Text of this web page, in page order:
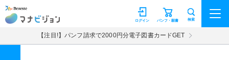
マナビジョン パンフ・願書
ログイン 検索
【注目!】パンフ請求で2000円分電子図書カードGET